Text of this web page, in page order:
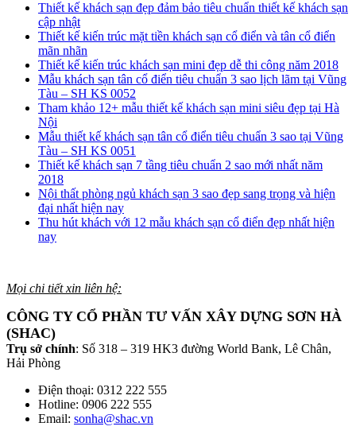
Thiết kế khách sạn đẹp đảm bảo tiêu chuẩn thiết kế khách sạn
cập nhật
Thiết kế kiến trúc mặt tiền khách sạn cổ điển và tân cổ điển
mãn nhãn
Thiết kế kiến trúc khách sạn mini đẹp dễ thi công năm 2018
Mẫu khách sạn tân cổ điển tiêu chuẩn 3 sao lịch lãm tại Vũng
Tàu – SH KS 0052
Tham khảo 12+ mẫu thiết kế khách sạn mini siêu đẹp tại Hà
Nội
Mẫu thiết kế khách sạn tân cổ điển tiêu chuẩn 3 sao tại Vũng
Tàu – SH KS 0051
Thiết kế khách sạn 7 tầng tiêu chuẩn 2 sao mới nhất năm
2018
Nội thất phòng ngủ khách sạn 3 sao đẹp sang trọng và hiện
đại nhất hiện nay
Thu hút khách với 12 mẫu khách sạn cổ điển đẹp nhất hiện
nay
Mọi chi tiết xin liên hệ:
CÔNG TY CỔ PHẦN TƯ VẤN XÂY DỰNG SƠN HÀ
(SHAC)
Trụ sở chính: Số 318 – 319 HK3 đường World Bank, Lê Chân,
Hải Phòng
Điện thoại: 0312 222 555
Hotline: 0906 222 555
Email: sonha@shac.vn